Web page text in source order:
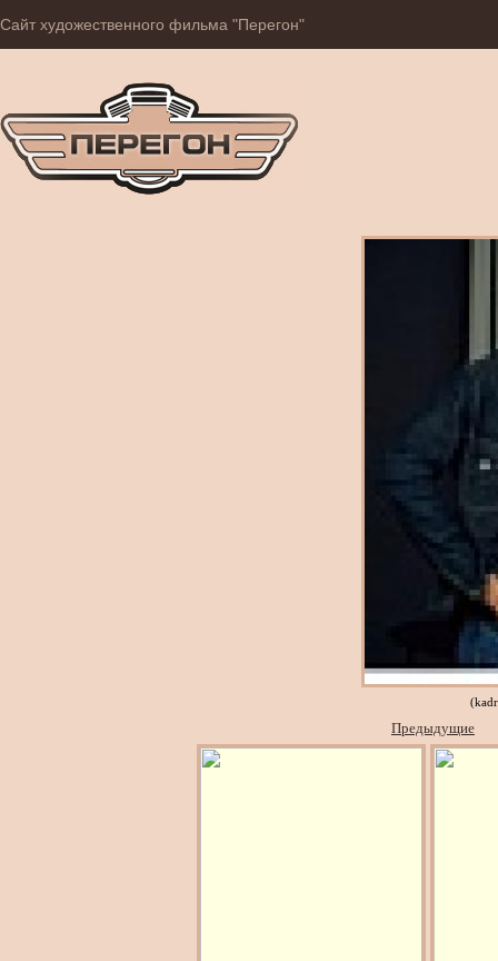
Сайт художественного фильма "Перегон"
Предыдущие